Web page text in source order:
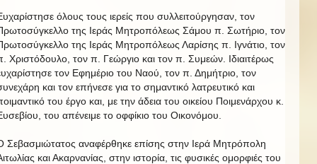
όλους τους ιερείς που συλλειτούργησαν, τον
της Ιεράς Μητροπόλεως Σάμου π. Σωτήριο, τον
της Ιεράς Μητροπόλεως Λαρίσης π. Ιγνάτιο, τον
Χριστόδουλο, τον π. Γεώργιο και τον π. Συμεών. Ιδιαιτέρως
τον Εφημέριο του Ναού, τον π. Δημήτριο, τον
και τον επήνεσε για το σημαντικό λατρευτικό και
του έργο και, με την άδεια του οικείου Ποιμενάρχου κ.
του απένειμε το οφφίκιο του Οικονόμου.
Σεβασμιώτατος αναφέρθηκε επίσης στην Ιερά Μητρόπολη
και Ακαρνανίας, στην ιστορία, τις φυσικές ομορφιές του